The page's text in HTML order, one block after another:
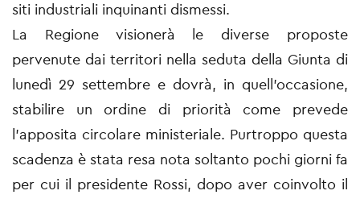
siti industriali inquinanti dismessi.
La Regione visionerà le diverse proposte
pervenute dai territori nella seduta della Giunta di
lunedì 29 settembre e dovrà, in quell’occasione,
stabilire un ordine di priorità come prevede
l’apposita circolare ministeriale. Purtroppo questa
scadenza è stata resa nota soltanto pochi giorni fa
per cui il presidente Rossi, dopo aver coinvolto il